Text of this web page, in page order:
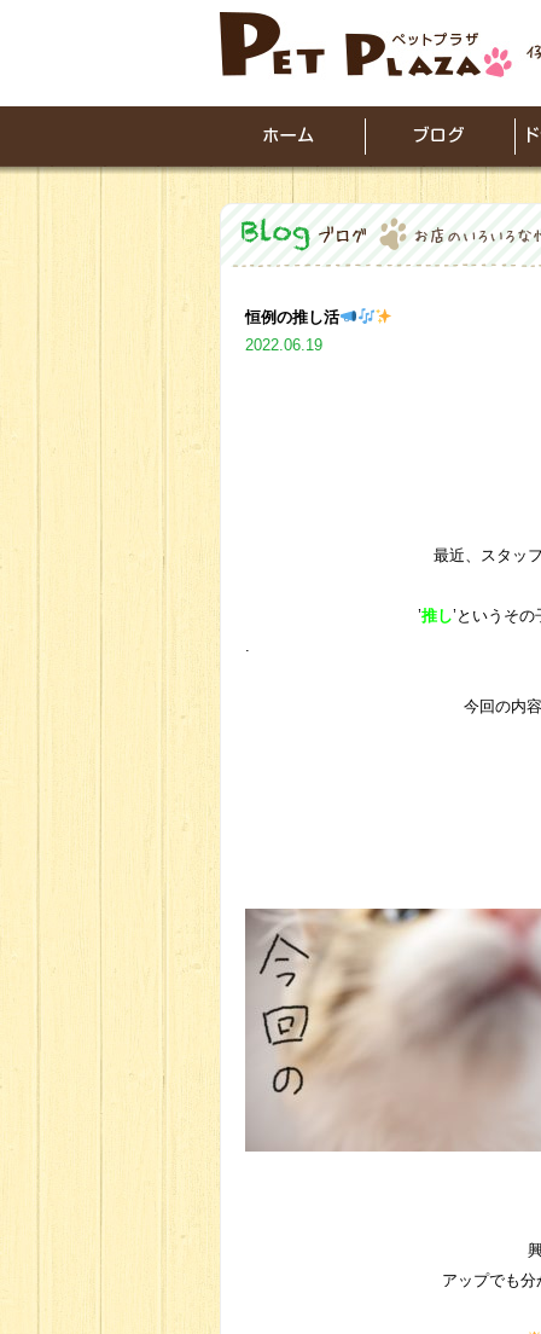
恒例の推し活
2022.06.19
最近、スタッ
’推し’というその
.
今回の内
アップでも